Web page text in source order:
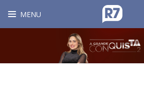
MENU